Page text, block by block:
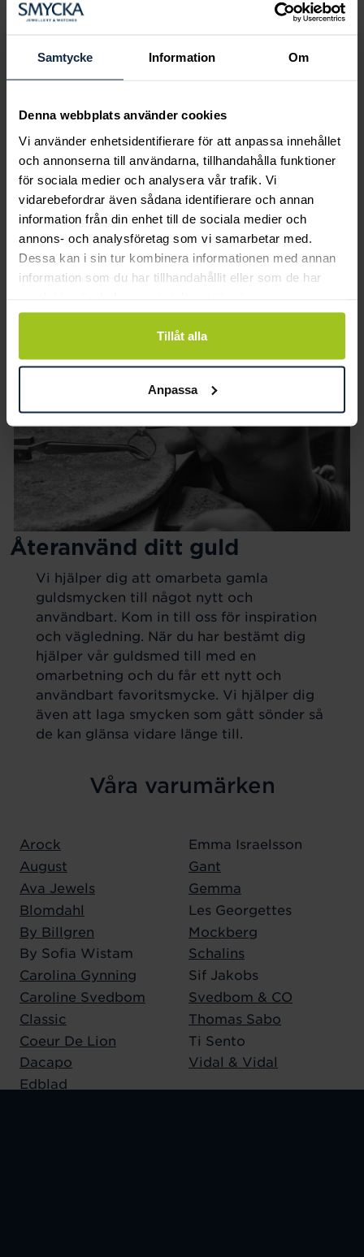
Samtycke Information Om
Denna webbplats använder cookies
Vi använder enhetsidentifierare för att anpassa innehållet
och annonserna till användarna, tillhandahålla funktioner
för sociala medier och analysera vår trafik. Vi
vidarebefordrar även sådana identifierare och annan
information från din enhet till de sociala medier och
annons- och analysföretag som vi samarbetar med.
Dessa kan i sin tur kombinera informationen med annan
information som du har tillhandahållit eller som de har
Tillåt alla
Anpassa
drömring för varje tillfälle i livet. Bokar du
perfekt för just din stil och smak.
Återanvänd ditt guld
Vi hjälper dig att omarbeta gamla
guldsmycken till något nytt och
användbart. Kom in till oss för inspiration
och vägledning. När du har bestämt dig
hjälper vår guldsmed till med en
omarbetning och du får ett nytt och
användbart favoritsmycke. Vi hjälper dig
även att laga smycken som gått sönder så
de kan glänsa vidare länge till.
Våra varumärken
Arock
August
Ava Jewels
Blomdahl
By Billgren
By Sofia Wistam
Carolina Gynning
Caroline Svedbom
Classic
Coeur De Lion
Dacapo
Edblad
Emma Israelsson
Gant
Gemma
Les Georgettes
Mockberg
Schalins
Sif Jakobs
Svedbom & CO
Thomas Sabo
Ti Sento
Vidal & Vidal